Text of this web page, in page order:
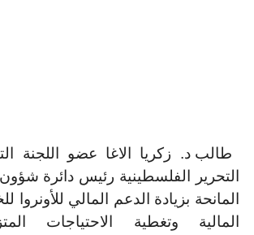
طالب د. زكريا الاغا عضو اللجنة
التحرير الفلسطينية رئيس دائرة شؤون
المانحة بزيادة الدعم المالي للأونروا
المالية وتغطية الاحتياجات